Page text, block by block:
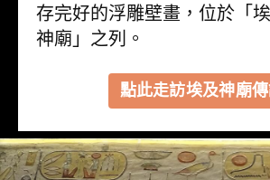
存完好的浮雕壁畫，位於「
神廟」之列。
點此走訪埃及神廟